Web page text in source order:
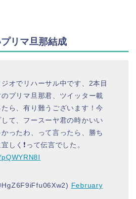
リマ旦那結成
オでリハーサル中です、2本目
プリマ旦那君、ツイッター載
ら、有り難うございます！今
て、フースーヤ君の時か️いい
ったわ、って言ったら、勝ち
しく❗️って伝言でした。
February